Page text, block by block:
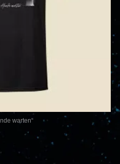
warten“